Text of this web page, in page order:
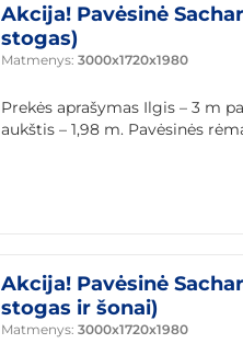
Akcija! Pavėsinė
stogas)
Matmenys: 3000x1720x1980
Prekės aprašymas Ilgis – 3 m
aukštis – 1,98 m. Pavėsinės
Akcija! Pavėsinė
stogas ir šonai)
Matmenys: 3000x1720x1980